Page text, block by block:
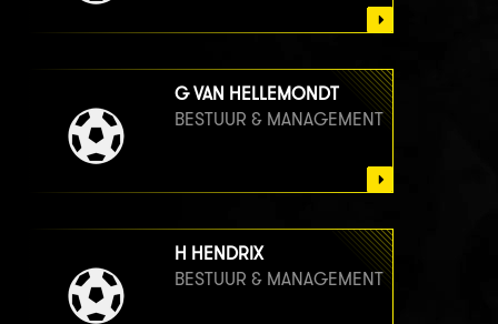
G VAN HELLEMONDT
BESTUUR & MANAGEMENT
H HENDRIX
BESTUUR & MANAGEMENT